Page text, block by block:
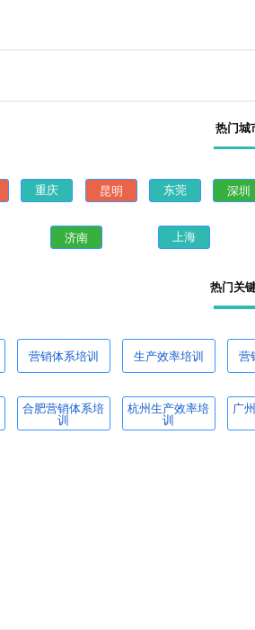
热门城
重庆 昆明 东莞 深圳
济南 上海
热门关
营销体系培训 生产效率培训 营
合肥营销体系培
训
杭州生产效率培
训
广